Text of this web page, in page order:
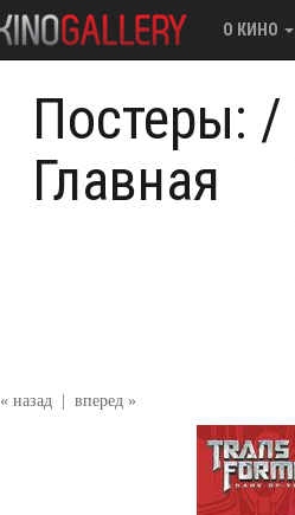
О КИНО
Постеры:
Главная
/
« назад вперед »